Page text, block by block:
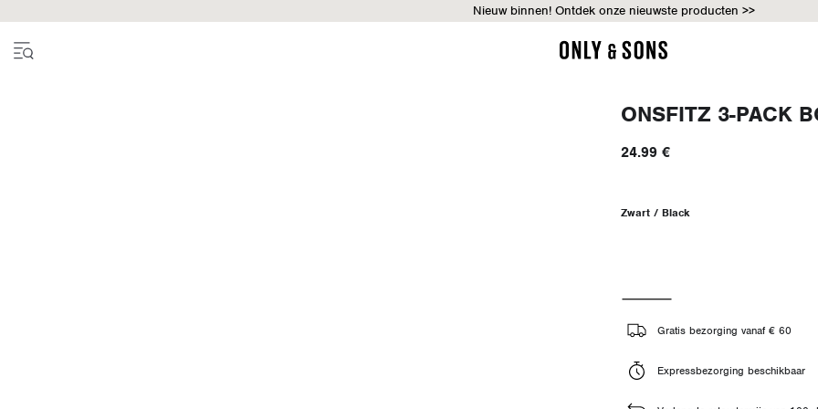
Nieuw binnen! Ontdek onze nieuwste producten >>
ONSFITZ 3-PACK
24.99 €
Zwart / Black
Gratis bezorging vanaf € 60
Expressbezorging beschikbaar